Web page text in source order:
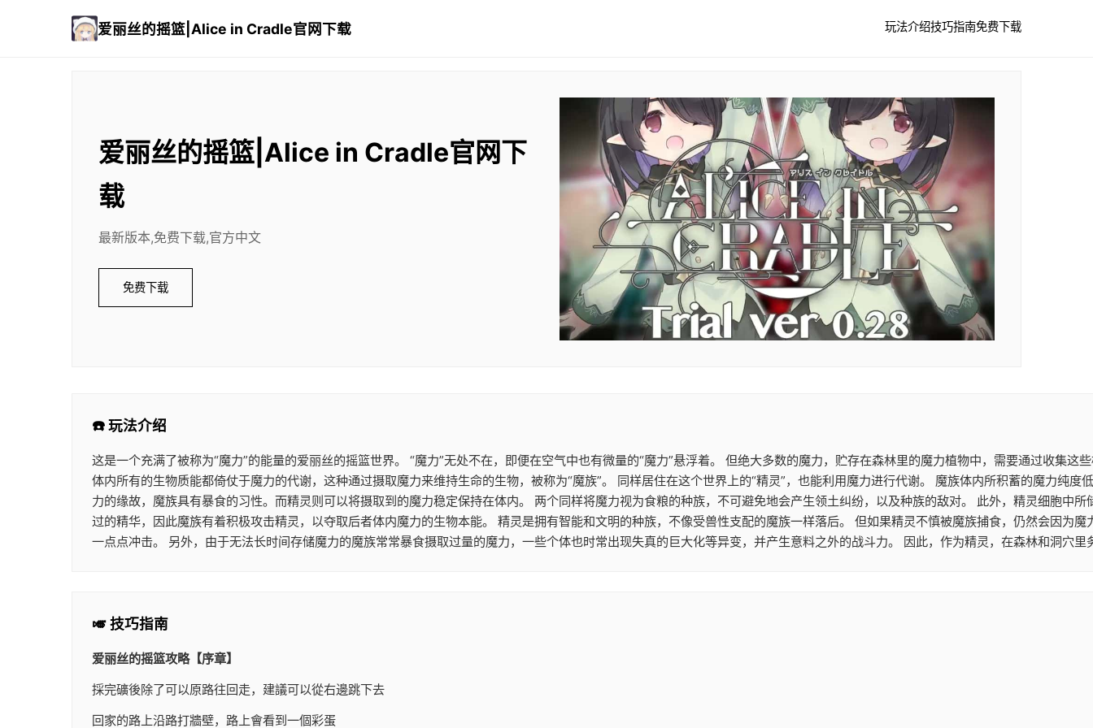
爱丽丝的摇篮|Alice in Cradle官网下载 玩法介绍技巧指南免费下载
爱丽丝的摇篮|Alice in Cradle官网下
载
最新版本,免费下载,官方中文
免费下载
☎️ 玩法介绍
这是一个充满了被称为“魔力”的能量的爱丽丝的摇篮世界。 “魔力”无处不在，即便在空气中也有微量的“魔力”悬浮着。 但绝大多数的魔力，贮存在森林里的魔力植物中，需要通过收集这
体内所有的生物质能都倚仗于魔力的代谢，这种通过摄取魔力来维持生命的生物，被称为“魔族”。 同样居住在这个世界上的“精灵”，也能利用魔力进行代谢。 魔族体内所积蓄的魔力纯度
力的缘故，魔族具有暴食的习性。而精灵则可以将摄取到的魔力稳定保持在体内。 两个同样将魔力视为食粮的种族，不可避免地会产生领土纠纷，以及种族的敌对。 此外，精灵细胞中
过的精华，因此魔族有着积极攻击精灵，以夺取后者体内魔力的生物本能。 精灵是拥有智能和文明的种族，不像受兽性支配的魔族一样落后。 但如果精灵不慎被魔族捕食，仍然会因为
一点点冲击。 另外，由于无法长时间存储魔力的魔族常常暴食摄取过量的魔力，一些个体也时常出现失真的巨大化等异变，并产生意料之外的战斗力。 因此，作为精灵，在森林和洞穴里
🎺 技巧指南
爱丽丝的摇篮攻略【序章】
採完礦後除了可以原路往回走，建議可以從右邊跳下去
回家的路上沿路打牆壁，路上會看到一個彩蛋